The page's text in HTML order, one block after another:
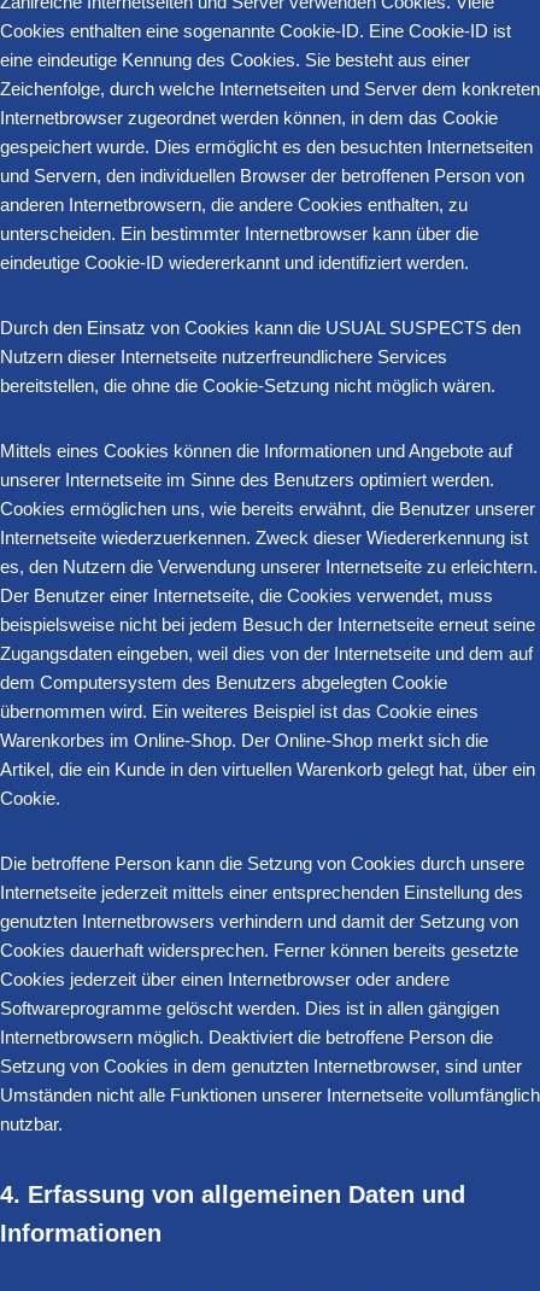
Cookies enthalten eine sogenannte Cookie-ID. Eine Cookie-ID ist
eine eindeutige Kennung des Cookies. Sie besteht aus einer
Zeichenfolge, durch welche Internetseiten und Server dem konkreten
Internetbrowser zugeordnet werden können, in dem das Cookie
gespeichert wurde. Dies ermöglicht es den besuchten Internetseiten
und Servern, den individuellen Browser der betroffenen Person von
anderen Internetbrowsern, die andere Cookies enthalten, zu
unterscheiden. Ein bestimmter Internetbrowser kann über die
eindeutige Cookie-ID wiedererkannt und identifiziert werden.
Durch den Einsatz von Cookies kann die USUAL SUSPECTS den
Nutzern dieser Internetseite nutzerfreundlichere Services
bereitstellen, die ohne die Cookie-Setzung nicht möglich wären.
Mittels eines Cookies können die Informationen und Angebote auf
unserer Internetseite im Sinne des Benutzers optimiert werden.
Cookies ermöglichen uns, wie bereits erwähnt, die Benutzer unserer
Internetseite wiederzuerkennen. Zweck dieser Wiedererkennung ist
es, den Nutzern die Verwendung unserer Internetseite zu erleichtern.
Der Benutzer einer Internetseite, die Cookies verwendet, muss
beispielsweise nicht bei jedem Besuch der Internetseite erneut seine
Zugangsdaten eingeben, weil dies von der Internetseite und dem auf
dem Computersystem des Benutzers abgelegten Cookie
übernommen wird. Ein weiteres Beispiel ist das Cookie eines
Warenkorbes im Online-Shop. Der Online-Shop merkt sich die
Artikel, die ein Kunde in den virtuellen Warenkorb gelegt hat, über ein
Cookie.
Die betroffene Person kann die Setzung von Cookies durch unsere
Internetseite jederzeit mittels einer entsprechenden Einstellung des
genutzten Internetbrowsers verhindern und damit der Setzung von
Cookies dauerhaft widersprechen. Ferner können bereits gesetzte
Cookies jederzeit über einen Internetbrowser oder andere
Softwareprogramme gelöscht werden. Dies ist in allen gängigen
Internetbrowsern möglich. Deaktiviert die betroffene Person die
Setzung von Cookies in dem genutzten Internetbrowser, sind unter
Umständen nicht alle Funktionen unserer Internetseite vollumfänglich
nutzbar.
4. Erfassung von allgemeinen Daten und
Informationen